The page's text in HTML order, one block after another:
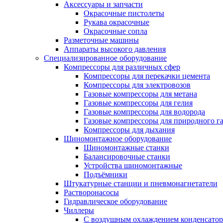
Аксессуары и запчасти
Окрасочные пистолеты
Рукава окрасочные
Окрасочные сопла
Разметочные машины
Аппараты высокого давления
Специализированное оборудование
Компрессоры для различных сфер
Компрессоры для перекачки цемента
Компрессоры для электровозов
Газовые компрессоры для метана
Газовые компрессоры для гелия
Газовые компрессоры для водорода
Газовые компрессоры для природного
Компрессоры для дыхания
Шиномонтажное оборудование
Шиномонтажные станки
Балансировочные станки
Устройства шиномонтажные
Подъёмники
Штукатурные станции и пневмонагнетатели
Растворонасосы
Гидравлическое оборудование
Чиллеры
С воздушным охлаждением